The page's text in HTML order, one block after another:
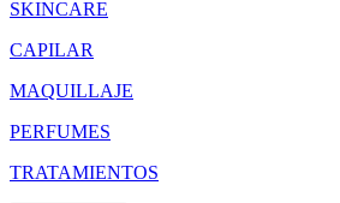
SKINCARE
CAPILAR
MAQUILLAJE
PERFUMES
TRATAMIENTOS